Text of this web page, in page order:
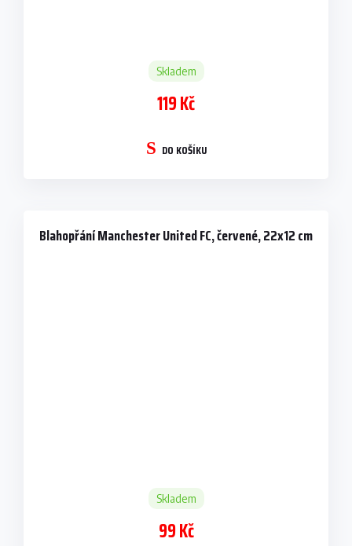
Skladem
119 Kč
DO KOŠÍKU
Blahopřání Manchester United FC, červené, 22x12 cm
Skladem
99 Kč